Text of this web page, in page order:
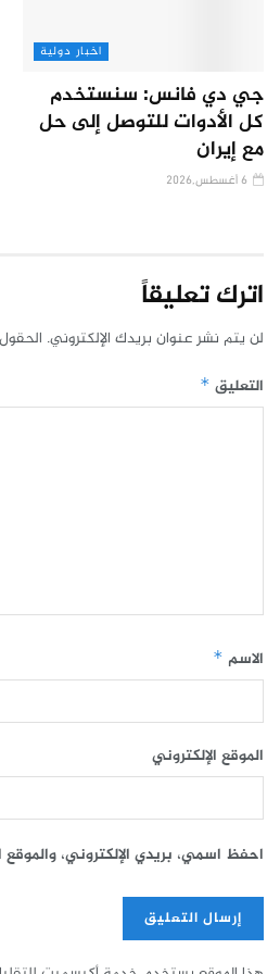
اخبار دولية
جي دي فانس: سنستخدم
كل الأدوات للتوصل إلى حل
مع إيران
اترك تعليقاً
لن يتم نشر عنوان بريدك الإلكتروني.
التعليق *
الاسم *
الموقع الإلكتروني
احفظ اسمي، بريدي الإلكتروني،